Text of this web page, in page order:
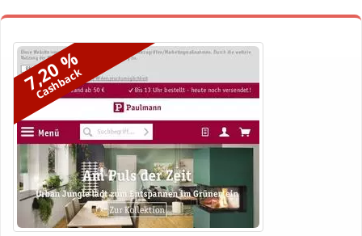
7,20 %
Cashback